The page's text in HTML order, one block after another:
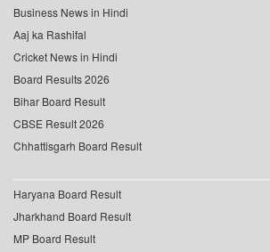
Business News in Hindi
Aaj ka Rashifal
Cricket News in Hindi
Board Results 2026
Bihar Board Result
CBSE Result 2026
Chhattisgarh Board Result
Haryana Board Result
Jharkhand Board Result
MP Board Result